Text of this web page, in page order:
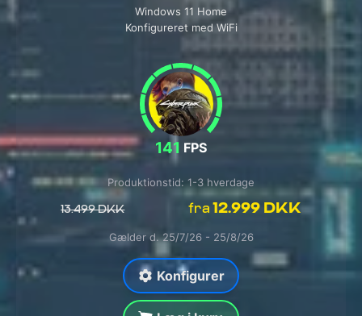
Windows 11 Home
Konfigureret med WiFi
141 FPS
13.499 DKK fra 12.999 DKK
Produktionstid: 1-3 hverdage
Gælder d. 25/7/26 - 25/8/26
Konfigurer